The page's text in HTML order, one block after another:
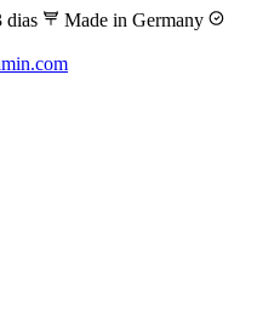
dias
Made in Germany